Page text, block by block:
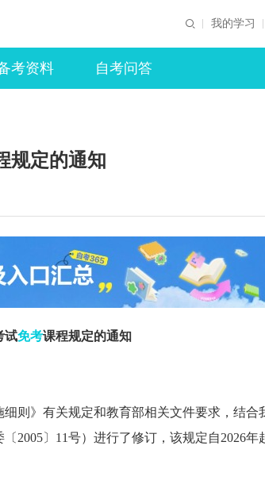
我的学习
考资料 自考问答
规定的通知
试免考课程规定的通知
则》有关规定和教育部相关文件要求，结合
2005〕11号）进行了修订，该规定自2026年